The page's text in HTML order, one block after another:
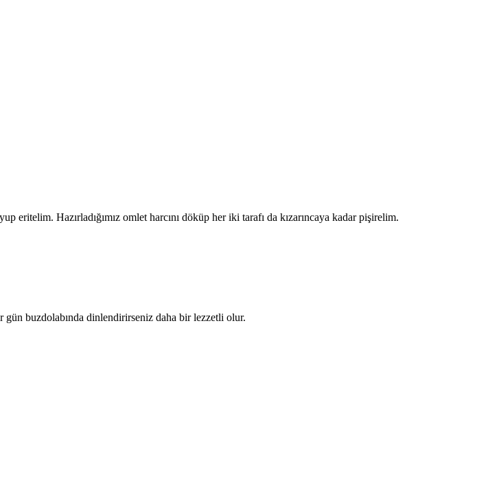
eritelim. Hazırladığımız omlet harcını döküp her iki tarafı da kızarıncaya kadar pişirelim.
gün buzdolabında dinlendirirseniz daha bir lezzetli olur.